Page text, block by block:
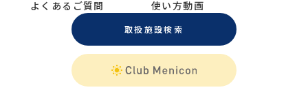
よくあるご質問 使い方動画
取扱施設検索